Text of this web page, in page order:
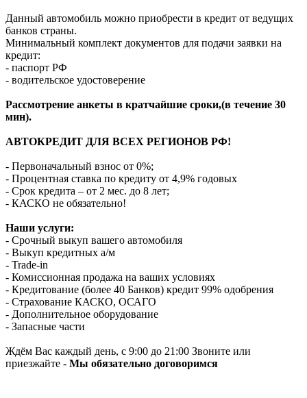
Данный автомобиль можно приобрести в кредит от ведущих
банков страны.
Минимальный комплект документов для подачи заявки на
кредит:
- паспорт РФ
- водительское удостоверение
Рассмотрение анкеты в кратчайшие сроки,(в течение 30
мин).
АВТОКРЕДИТ ДЛЯ ВСЕХ РЕГИОНОВ РФ!
- Первоначальный взнос от 0%;
- Процентная ставка по кредиту от 4,9% годовых
- Срок кредита – от 2 мес. до 8 лет;
- КАСКО не обязательно!
Наши услуги:
- Срочный выкуп вашего автомобиля
- Выкуп кредитных а/м
- Trade-in
- Комиссионная продажа на ваших условиях
- Кредитование (более 40 Банков) кредит 99% одобрения
- Страхование КАСКО, ОСАГО
- Дополнительное оборудование
- Запасные части
Ждём Вас каждый день, с 9:00 до 21:00 Звоните или
приезжайте - Мы обязательно договоримся